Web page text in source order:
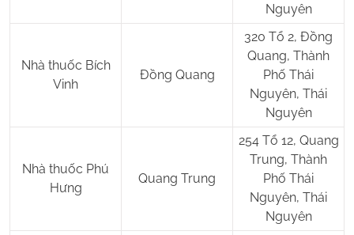
Nguyên
Nhà thuốc Bích
Vinh
Đồng Quang
320 Tổ 2, Đồng
Quang, Thành
Phố Thái
Nguyên, Thái
Nguyên
Nhà thuốc Phú
Hưng
Quang Trung
254 Tổ 12, Quang
Trung, Thành
Phố Thái
Nguyên, Thái
Nguyên